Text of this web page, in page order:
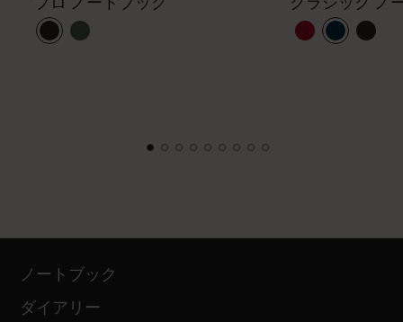
ノートブック
ダイアリー